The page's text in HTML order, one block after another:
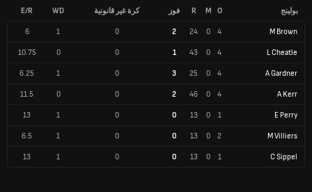
بولينج O
M
R فوز كرة غير قانونية WD
E/R
M Brown
4
0
24
2
0
1
6
L Cheatle
4
0
43
1
0
0
10.75
A Gardner
4
0
25
3
0
1
6.25
A Kerr
4
0
46
2
0
0
11.5
E Perry
1
0
13
0
0
1
13
M Villiers
2
0
13
0
0
1
6.5
C Sippel
1
0
13
0
0
1
13